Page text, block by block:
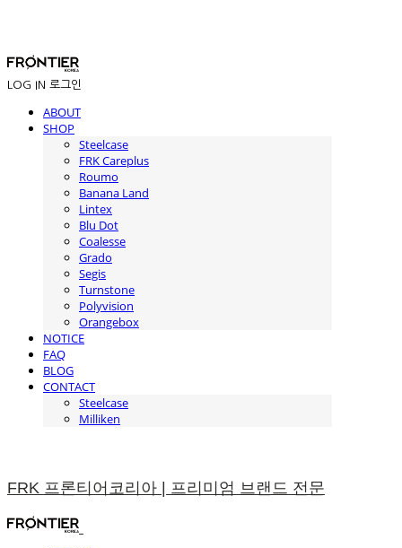
LOG IN 로그인
ABOUT
SHOP
Steelcase
FRK Careplus
Roumo
Banana Land
Lintex
Blu Dot
Coalesse
Grado
Segis
Turnstone
Polyvision
Orangebox
NOTICE
FAQ
BLOG
CONTACT
Steelcase
Milliken
FRK 프론티어코리아 | 프리미엄 브랜드 전문